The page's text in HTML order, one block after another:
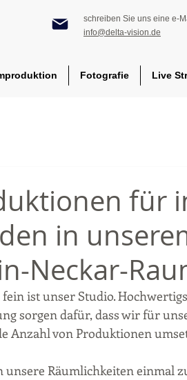
schreiben Sie uns eine e-
info@delta-vision.de
Fotografie Live
für
in
Neckar-
ist unser Studio.
sorgen dafür, dass wir für
Anzahl von Produktionen
unsere Räumlichkeiten einmal